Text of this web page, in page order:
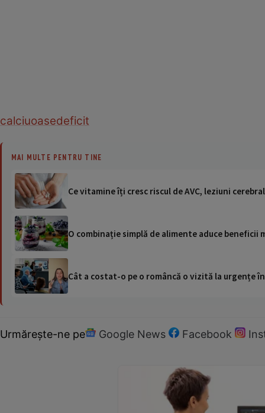
calciuoasedeficit
MAI MULTE PENTRU TINE
Ce vitamine îți cresc riscul de AVC, leziuni
O combinație simplă de alimente aduce beneficii
Cât a costat-o pe o româncă o vizită la urgențe
Urmărește-ne pe Google News Facebook